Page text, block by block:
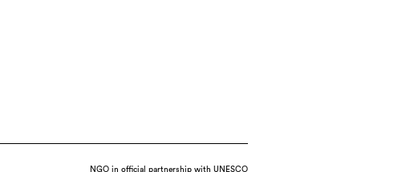
NGO in official partnership with UNESCO